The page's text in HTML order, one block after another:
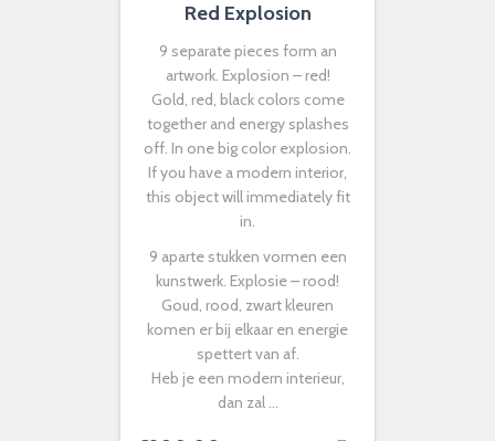
Red Explosion
9 separate pieces form an
artwork. Explosion – red!
Gold, red, black colors come
together and energy splashes
off. In one big color explosion.
If you have a modern interior,
this object will immediately fit
in.
9 aparte stukken vormen een
kunstwerk. Explosie – rood!
Goud, rood, zwart kleuren
komen er bij elkaar en energie
spettert van af.
Heb je een modern interieur,
dan zal …